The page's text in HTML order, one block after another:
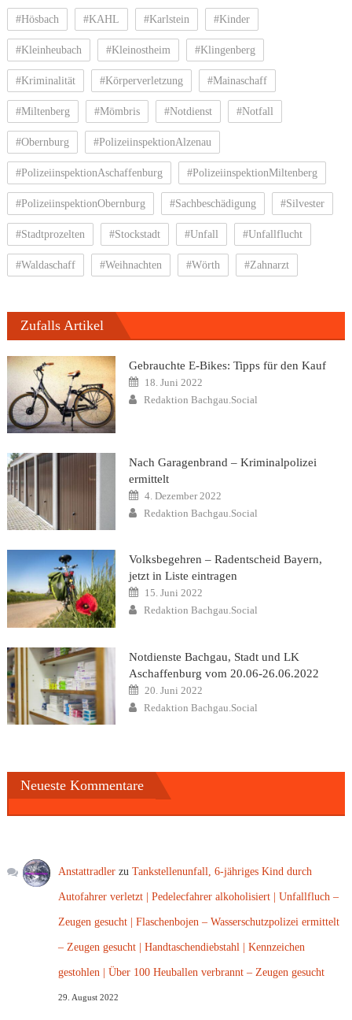
#Hösbach #KAHL #Karlstein #Kinder
#Kleinheubach #Kleinostheim #Klingenberg
#Kriminalität #Körperverletzung #Mainaschaff
#Miltenberg #Mömbris #Notdienst #Notfall
#Obernburg #PolizeiinspektionAlzenau
#PolizeiinspektionAschaffenburg #PolizeiinspektionMiltenberg
#PolizeiinspektionObernburg #Sachbeschädigung #Silvester
#Stadtprozelten #Stockstadt #Unfall #Unfallflucht
#Waldaschaff #Weihnachten #Wörth #Zahnarzt
Zufalls Artikel
Gebrauchte E-Bikes: Tipps für den Kauf
Posted
on
18. Juni 2022
Author
Redaktion Bachgau.Social
Nach Garagenbrand – Kriminalpolizei
ermittelt
Posted
on
4. Dezember 2022
Author
Redaktion Bachgau.Social
Volksbegehren – Radentscheid Bayern,
jetzt in Liste eintragen
Posted
on
15. Juni 2022
Author
Redaktion Bachgau.Social
Notdienste Bachgau, Stadt und LK
Aschaffenburg vom 20.06-26.06.2022
Posted
on
20. Juni 2022
Author
Redaktion Bachgau.Social
Neueste Kommentare
Anstattradler zuTankstellenunfall, 6-jähriges Kind durch
Autofahrer verletzt | Pedelecfahrer alkoholisiert | Unfallfluch –
Zeugen gesucht | Flaschenbojen – Wasserschutzpolizei ermittelt
– Zeugen gesucht | Handtaschendiebstahl | Kennzeichen
gestohlen | Über 100 Heuballen verbrannt – Zeugen gesucht
29. August 2022